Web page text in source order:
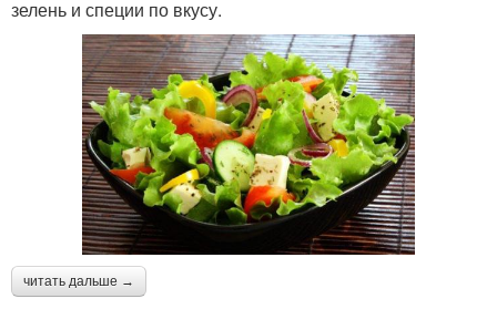
зелень и специи по вкусу.
читать дальше →